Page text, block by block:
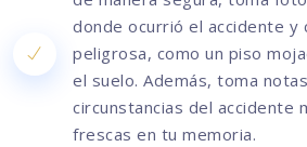
donde ocurrió el accidente y
peligrosa, como un piso
el suelo. Además, toma
circunstancias del accidente
frescas en tu memoria.